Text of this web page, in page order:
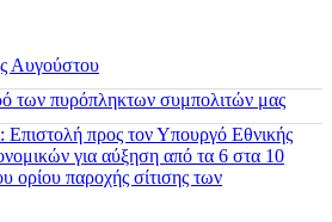
Αυγούστου
των πυρόπληκτων συμπολιτών μας
Επιστολή προς τον Υπουργό Εθνικής
για αύξηση από τα 6 στα 10
ορίου παροχής σίτισης των